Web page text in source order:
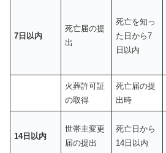
7日以内
死亡届の提
出
死亡を知っ
た日から7
日以内
火葬許可証
の取得
死亡届の提
出時
14日以内
世帯主変更
届の提出
死亡日から
14日以内